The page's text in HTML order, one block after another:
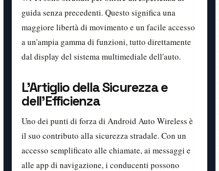
guida senza precedenti. Questo significa una
maggiore libertà di movimento e un facile accesso
a un'ampia gamma di funzioni, tutto direttamente
dal display del sistema multimediale dell'auto.
L'Artiglio della Sicurezza e
dell'Efficienza
Uno dei punti di forza di Android Auto Wireless è
il suo contributo alla sicurezza stradale. Con un
accesso semplificato alle chiamate, ai messaggi e
alle app di navigazione, i conducenti possono